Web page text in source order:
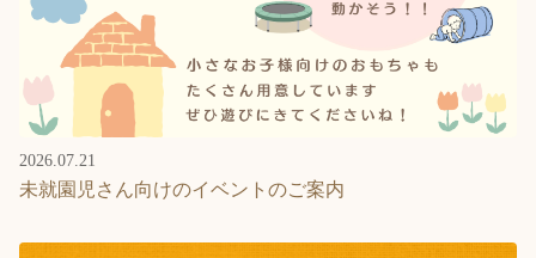
2026.07.21
未就園児さん向けのイベントのご案内